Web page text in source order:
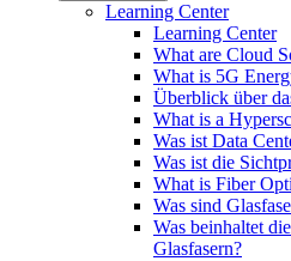
Learning Center
Learning Center
What are Cloud
What is 5G
Überblick über
What is a
Was ist Data
Was ist die
What is Fiber
Was sind
Was beinhaltet
Glasfasern?